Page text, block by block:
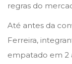
regras do
Até antes da
Ferreira,
empatado em 2